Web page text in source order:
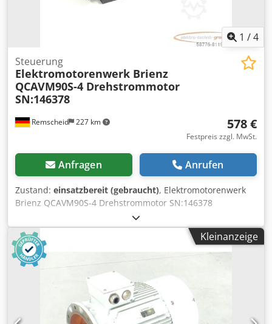
1 /4
Remscheid 227 km
Steuerung
Elektromotorenwerk Brienz
QCAVM90S-4 Drehstrommotor
SN:146378
578 €
Festpreis zzgl. MwSt.
Anfragen Anrufen
Zustand: einsatzbereit (gebraucht), Elektromotorenwerk
Brienz QCAVM90S-4 Drehstrommotor SN:146378
,gebraucht, normale Gebrauchsspuren, 100%
funktionsfähig, Lieferumfang gem. Fotos Csdpfxsi D Htnj
Ag Ejha
Kleinanzeige